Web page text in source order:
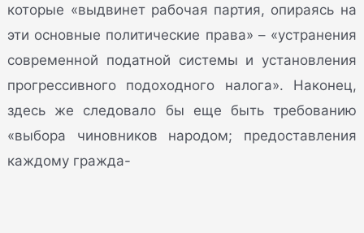
которые «выдвинет рабочая партия, опираясь на
эти основные политические права» – «устранения
современной податной системы и установления
прогрессивного подоходного налога». Наконец,
здесь же следовало бы еще быть требованию
«выбора чиновников народом; предоставления
каждому гражда-